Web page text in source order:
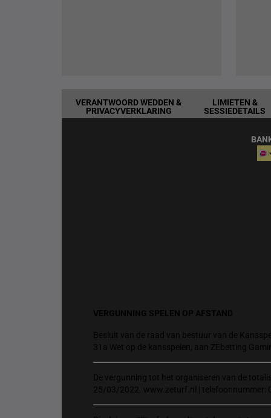
VERANTWOORD WEDDEN &
PRIVACYVERKLARING
LIMIETEN &
SESSIEDETAILS
VERGUNNING SPELEN OP AFSTAND
Besluit van de raad van bestuur van de
31a Wet op de kansspelen, aan ZEbetting
De vergunning tot het organiseren van de
25/03/2022. www.zeturf.nl | telefoonnummer: